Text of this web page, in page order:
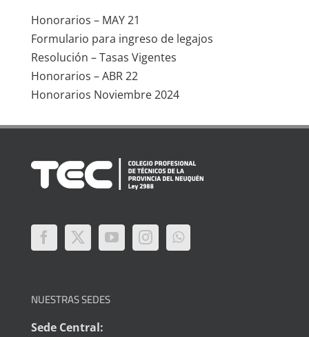
Honorarios – MAY 21
Formulario para ingreso de legajos
Resolución – Tasas Vigentes
Honorarios – ABR 22
Honorarios Noviembre 2024
NUESTRAS SEDES
Sede Central: